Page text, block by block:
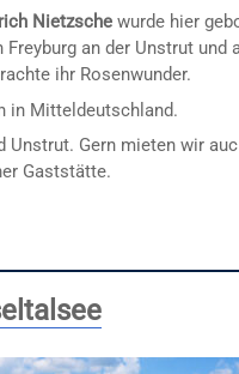
Nietzsche wurde hier
Freyburg an der Unstrut und
ihr Rosenwunder.
in Mitteldeutschland.
Unstrut. Gern mieten wir
Gaststätte.